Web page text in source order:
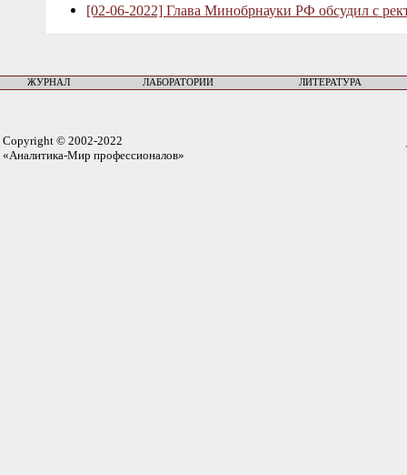
[02-06-2022] Глава Минобрнауки РФ обсудил с
ЖУРНАЛ ЛАБОРАТОРИИ ЛИТЕРАТУРА
Copyright © 2002-2022
«Аналитика-Мир профессионалов»